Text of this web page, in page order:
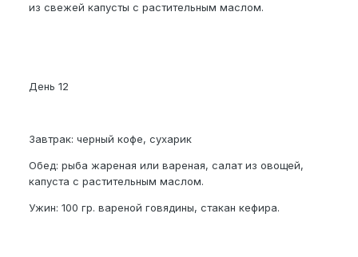
из свежей капусты с растительным маслом.
День 12
Завтрак: черный кофе, сухарик
Обед: рыба жареная или вареная, салат из овощей,
капуста с растительным маслом.
Ужин: 100 гр. вареной говядины, стакан кефира.